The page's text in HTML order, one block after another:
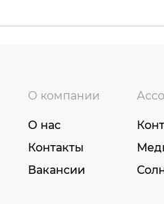
О компании
О нас
Контакты
Вакансии